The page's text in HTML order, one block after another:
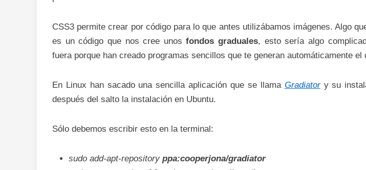
CSS3 permite crear por código para lo que antes utilizábamos imágenes. Algo
es un código que nos cree unos fondos graduales, esto sería algo
fuera porque han creado programas sencillos que te generan automáticamente el
En Linux han sacado una sencilla aplicación que se llama Gradiatory su
después del salto la instalación en Ubuntu.
Sólo debemos escribir esto en la terminal:
sudo add-apt-repository ppa:cooperjona/gradiator